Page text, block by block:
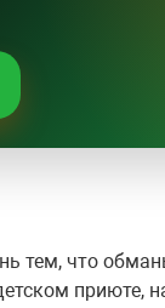
тем, что
приюте,